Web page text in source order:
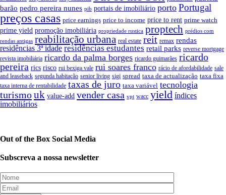
barão pedro pereira nunes pib portais de imobiliário porto Portugal
preços casas price earnings price to income price to rent prime watch
prime yield promoção imobiliária propriedade rustica proptech prédios com
rendas antigas reabilitação urbana real estate reit remax rendas
residências 3ª idade residências estudantes retail parks reverse mortgage
revista imobiliária ricardo da palma borges ricardo guimarães ricardo
pereira rics risco rui bexiga vale rui soares franco rácio de afordabilidade sale
and leaseback segunda habitação senior living sigi spread taxa de actualização taxa fixa
taxa interna de rentabilidade taxas de juro taxa variável tecnologia
turismouk value-add vender casa vpt wacc yield índices
imobiliários
Out of the Box Social Media
Subscreva a nossa newsletter